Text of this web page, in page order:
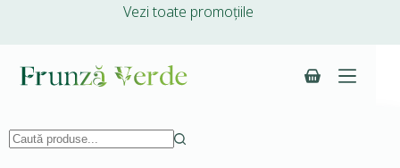
Vezi toate promoțiile